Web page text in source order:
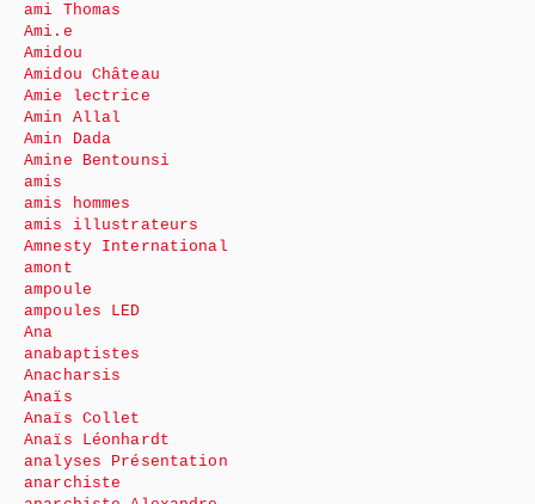
ami Thomas
Ami.e
Amidou
Amidou Château
Amie lectrice
Amin Allal
Amin Dada
Amine Bentounsi
amis
amis hommes
amis illustrateurs
Amnesty International
amont
ampoule
ampoules LED
Ana
anabaptistes
Anacharsis
Anaïs
Anaïs Collet
Anaïs Léonhardt
analyses Présentation
anarchiste